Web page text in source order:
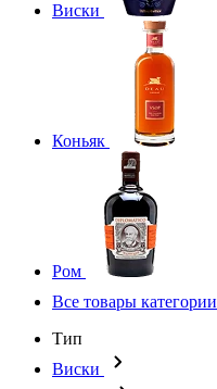
Виски
Коньяк
Ром
Все товары категории
Тип
Виски